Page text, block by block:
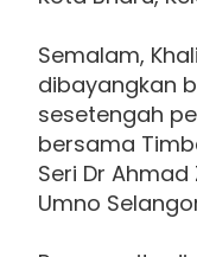
Semalam,
dibayangkan
sesetengah
bersama
Seri Dr
Umno